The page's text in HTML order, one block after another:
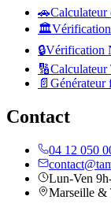
🚗Calculateur
🏛️
🔒Vérification
🔢Calculateur
📄 Générateur
Contact
04 12 050
Lun-Ven
Marseille &